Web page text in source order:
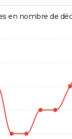
en nombre de